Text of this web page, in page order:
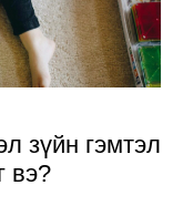
зүйн гэмтэл
вэ?